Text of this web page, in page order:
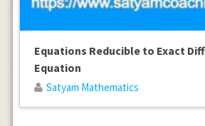
Equations Reducible to Exact
Equation
Satyam Mathematics